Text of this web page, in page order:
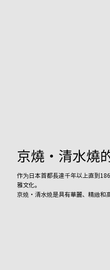
京燒・清水燒
作为日本首都長達千年以上直到
雅文化。
京燒・清水燒是具有華麗、精緻和